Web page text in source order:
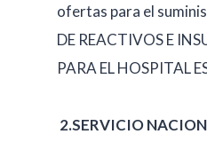
ofertas para el
DE REACTIVOS E
PARA EL HOSPITAL
2.SERVICIO